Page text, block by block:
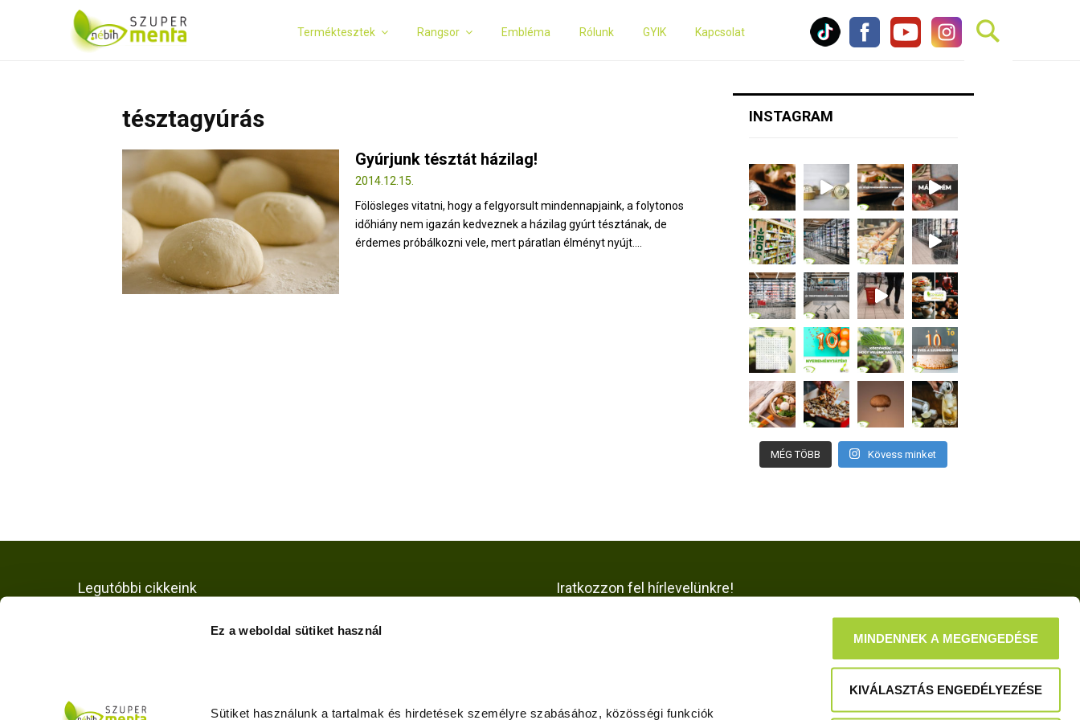
Ez a weboldal sütiket használ
Sütiket használunk a tartalmak és hirdetések személyre szabásához, közösségi funkciók
MINDENNEK A MEGENGEDÉSE
KIVÁLASZTÁS ENGEDÉLYEZÉSE
Terméktesztek Rangsor Embléma Rólunk GYIK Kapcsolat
tésztagyúrás
Gyúrjunk tésztát házilag!
2014.12.15.
Fölösleges vitatni, hogy a felgyorsult mindennapjaink, a folytonos
időhiány nem igazán kedveznek a házilag gyúrt tésztának, de
érdemes próbálkozni vele, mert páratlan élményt nyújt....
INSTAGRAM
MÉG TÖBB Kövess minket
Legutóbbi cikkeink
Tippek a körömvirág
neveléséhez
Iratkozzon fel hírlevelünkre!